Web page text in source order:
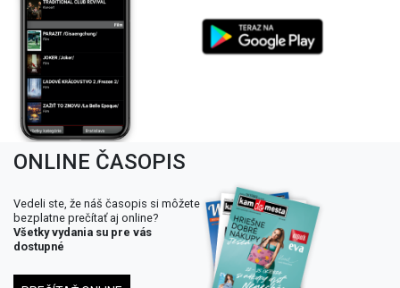
ONLINE ČASOPIS
Vedeli ste, že náš časopis si môžete
bezplatne prečítať aj online?
Všetky vydania su pre vás
dostupné